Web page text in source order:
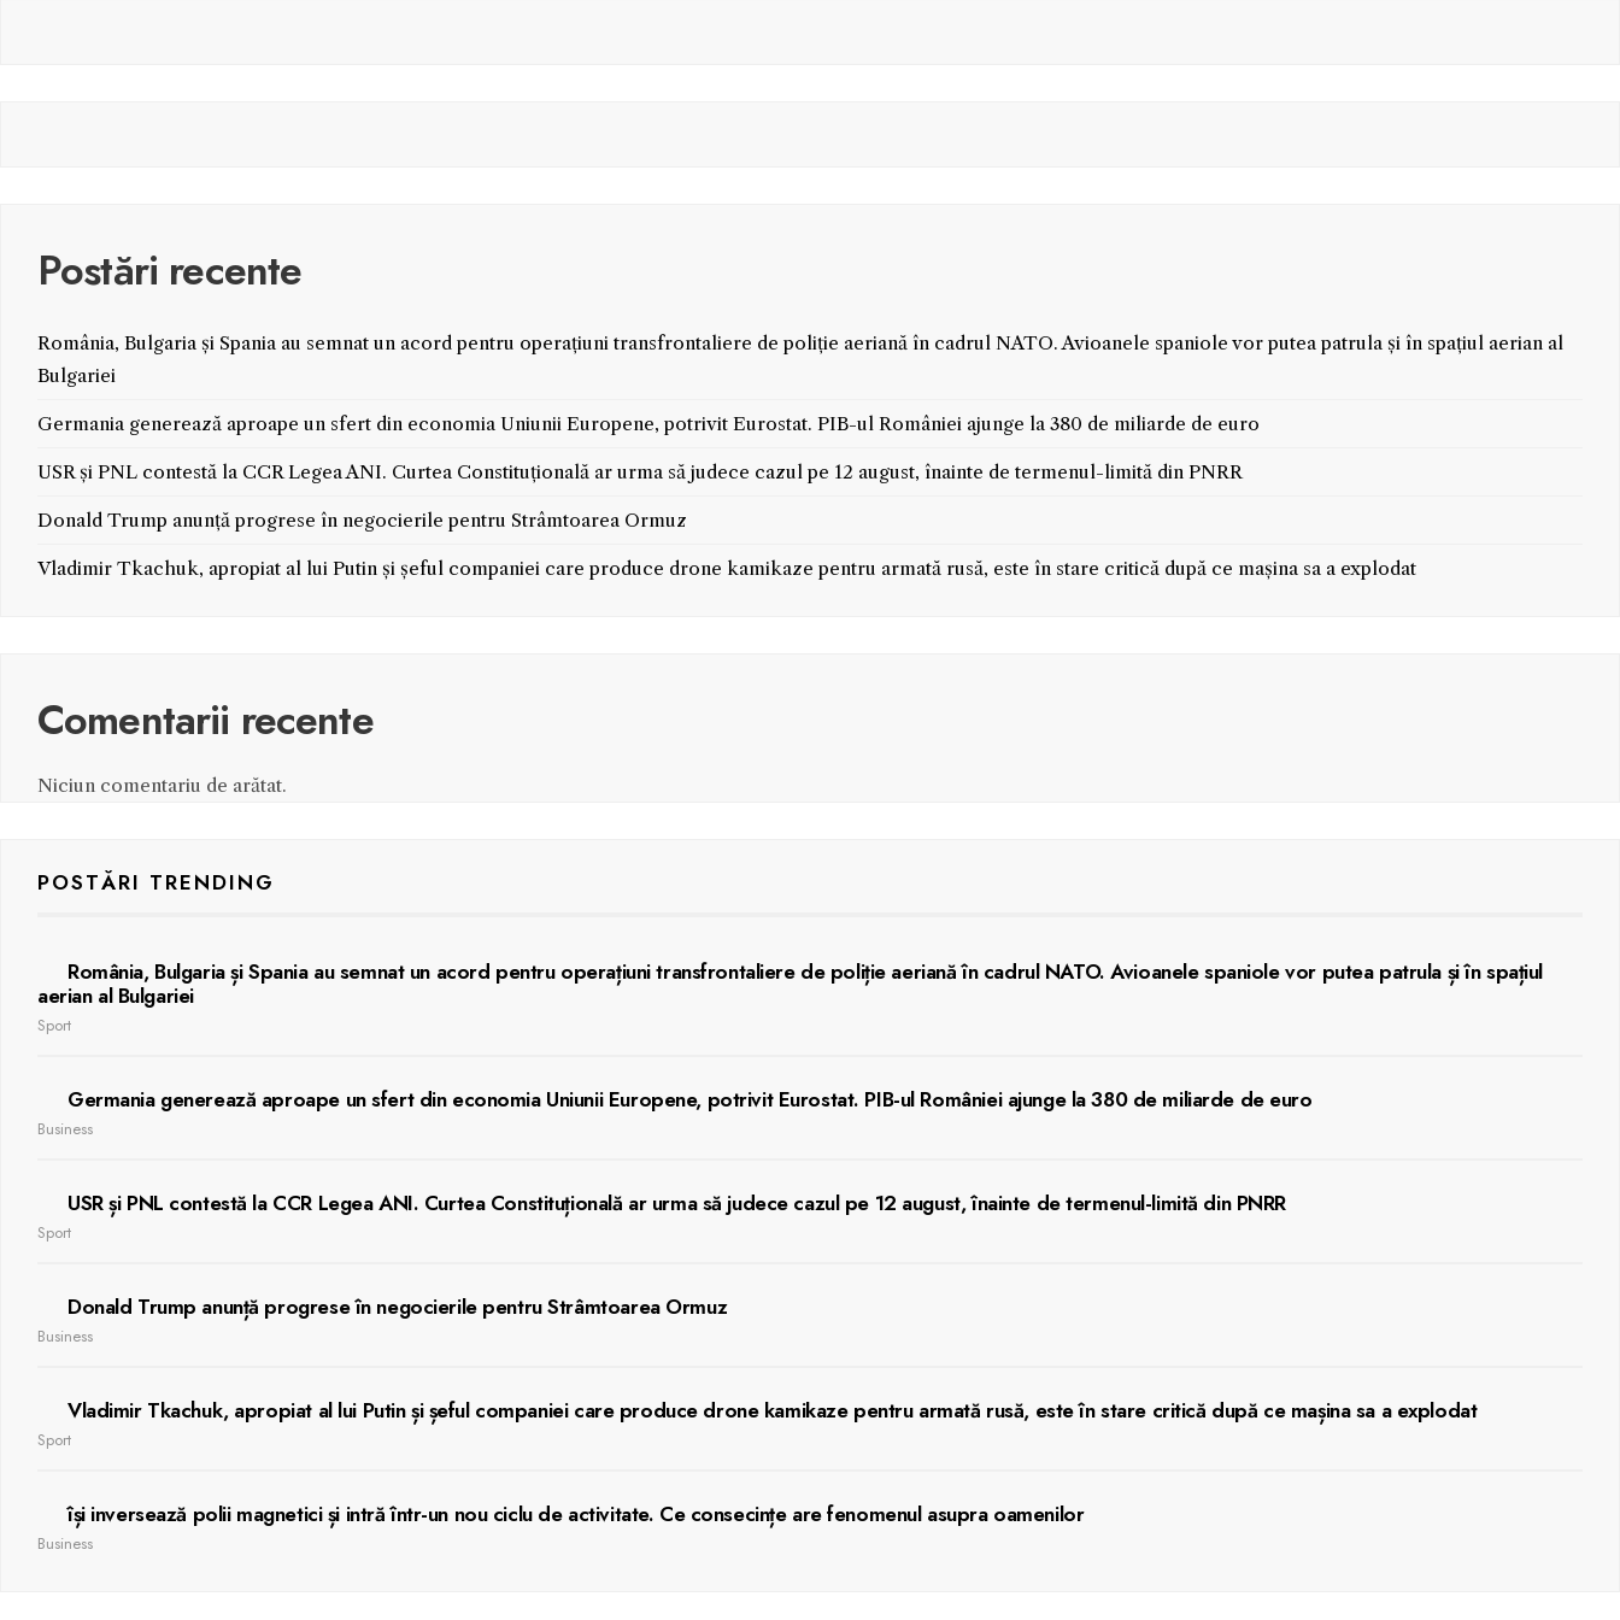
Postări recente
România, Bulgaria și Spania au semnat un acord pentru operațiuni transfrontaliere de poliție aeriană în cadrul NATO. Avioanele spaniole vor putea patrula și în spațiul aerian al
Bulgariei
Germania generează aproape un sfert din economia Uniunii Europene, potrivit Eurostat. PIB-ul României ajunge la 380 de miliarde de euro
USR și PNL contestă la CCR Legea ANI. Curtea Constituțională ar urma să judece cazul pe 12 august, înainte de termenul-limită din PNRR
Donald Trump anunță progrese în negocierile pentru Strâmtoarea Ormuz
Vladimir Tkachuk, apropiat al lui Putin și șeful companiei care produce drone kamikaze pentru armată rusă, este în stare critică după ce mașina sa a explodat
Comentarii recente
Niciun comentariu de arătat.
POSTĂRI TRENDING
România, Bulgaria și Spania au semnat un acord pentru operațiuni transfrontaliere de poliție aeriană în cadrul NATO. Avioanele spaniole vor putea patrula și în spațiul
aerian al Bulgariei
Sport
Germania generează aproape un sfert din economia Uniunii Europene, potrivit Eurostat. PIB-ul României ajunge la 380 de miliarde de euro
Business
USR și PNL contestă la CCR Legea ANI. Curtea Constituțională ar urma să judece cazul pe 12 august, înainte de termenul-limită din PNRR
Sport
Donald Trump anunță progrese în negocierile pentru Strâmtoarea Ormuz
Business
Vladimir Tkachuk, apropiat al lui Putin și șeful companiei care produce drone kamikaze pentru armată rusă, este în stare critică după ce mașina sa a explodat
Sport
își inversează polii magnetici și intră într-un nou ciclu de activitate. Ce consecințe are fenomenul asupra oamenilor
Business